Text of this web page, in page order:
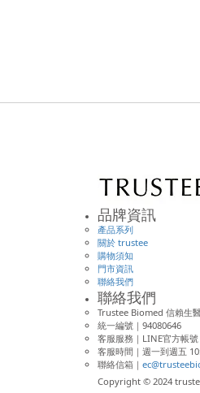
品牌資訊
產品系列
關於 trustee
購物須知
門市資訊
聯絡我們
聯絡我們
Trustee Biomed 信賴生
統一編號｜94080646
客服服務｜LINE官方帳
客服時間｜週一到週五
聯絡信箱｜
Copyright © 2024